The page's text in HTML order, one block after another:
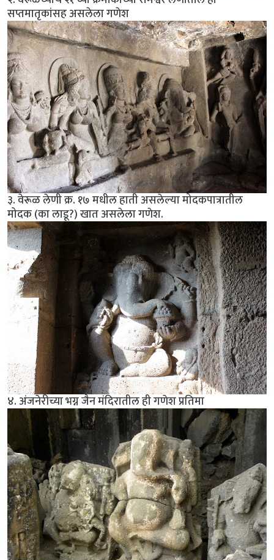
सप्तमातृकांसह असलेला गणेश
३. वेरूळ लेणी क्र. १७ मधील हाती असलेल्या मोदकपात्रातील
मोदक (का लाडू?) खात असलेला गणेश.
४. अंजनेरीच्या भग्न जैन मंदिरातील ही गणेश प्रतिमा